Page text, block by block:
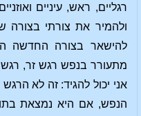
רגליים, ראש, עיניים
ולהמיר את צורתי בצורה
להישאר בצורה החדשה
מתעורר בנפש רגש זר,
אני יכול להגיד: זה לא
הנפש, אם היא נמצאת